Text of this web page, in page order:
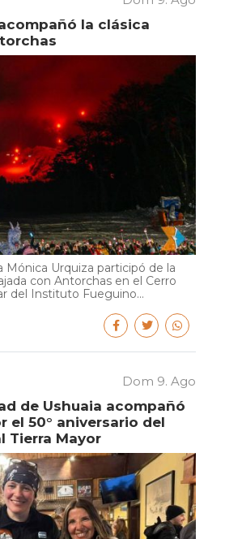
la clásica
Mónica Urquiza participó de la
con Antorchas en el Cerro
del Instituto Fueguino...
Dom 9. Ago
de Ushuaia acompañó
el 50° aniversario del
Tierra Mayor